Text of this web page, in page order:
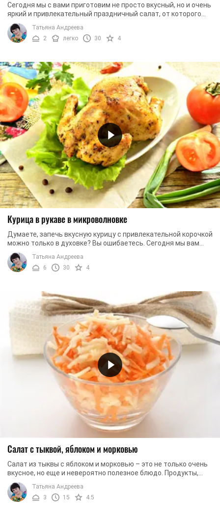
Сегодня мы с вами приготовим не просто вкусный, но и очень
яркий и привлекательный праздничный салат, от которого
будут в восторге все, а особенно ...
Татьяна Андреева
2
легко 30 4
Курица в рукаве в микроволновке
Думаете, запечь вкусную курицу с привлекательной корочкой
можно только в духовке? Вы ошибаетесь. Сегодня мы вам
докажем, что красивую, ароматную и ...
Татьяна Андреева
6
30 4
Салат с тыквой, яблоком и морковью
Салат из тыквы с яблоком и морковью – это не только очень
вкусное, но еще и невероятно полезное блюдо. Продукты,
которые используются в данном ...
Татьяна Андреева
3
15 4.5